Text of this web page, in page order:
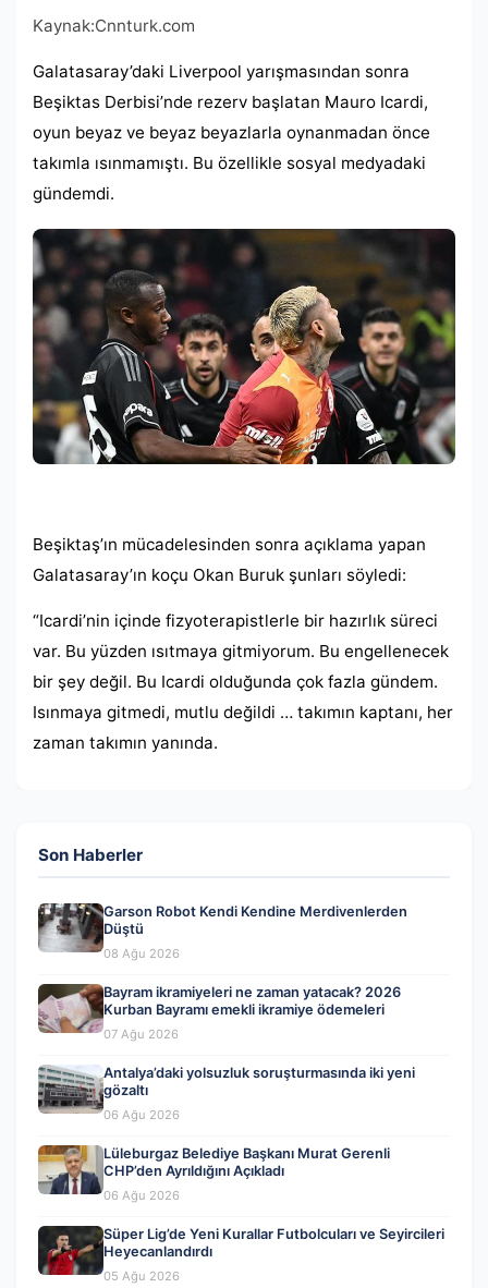
Kaynak:Cnnturk.com
Galatasaray’daki Liverpool yarışmasından sonra
Beşiktas Derbisi’nde rezerv başlatan Mauro Icardi,
oyun beyaz ve beyaz beyazlarla oynanmadan önce
takımla ısınmamıştı. Bu özellikle sosyal medyadaki
gündemdi.
Beşiktaş’ın mücadelesinden sonra açıklama yapan
Galatasaray’ın koçu Okan Buruk şunları söyledi:
“Icardi’nin içinde fizyoterapistlerle bir hazırlık süreci
var. Bu yüzden ısıtmaya gitmiyorum. Bu engellenecek
bir şey değil. Bu Icardi olduğunda çok fazla gündem.
Isınmaya gitmedi, mutlu değildi … takımın kaptanı, her
zaman takımın yanında.
Son Haberler
Garson Robot Kendi Kendine Merdivenlerden
Düştü
08 Ağu 2026
Bayram ikramiyeleri ne zaman yatacak? 2026
Kurban Bayramı emekli ikramiye ödemeleri
07 Ağu 2026
Antalya’daki yolsuzluk soruşturmasında iki yeni
gözaltı
06 Ağu 2026
Lüleburgaz Belediye Başkanı Murat Gerenli
CHP’den Ayrıldığını Açıkladı
06 Ağu 2026
Süper Lig’de Yeni Kurallar Futbolcuları ve Seyircileri
Heyecanlandırdı
05 Ağu 2026